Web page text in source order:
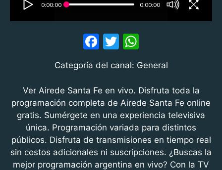
0:00:00 0:00:00
F
a
c
e
b
o
o
k
T
w
itt
er
at
s
A
p
p
Categoría del canal: General
Ver Airede Santa Fe en vivo. Disfruta toda la
programación completa de Airede Santa Fe online
gratis. Sumérgete en una experiencia televisiva
única. Programación variada para distintos
públicos. Disfruta de transmisiones en tiempo real
sin costos adicionales ni suscripciones. ¿Buscas la
mejor programación argentina en vivo? Con la TV